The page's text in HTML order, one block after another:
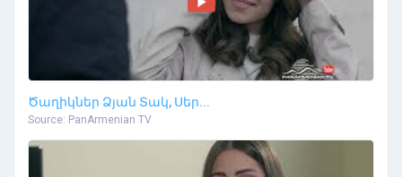
Ծաղիկներ Ձյան Տակ, Սեր...
Source: PanArmenian TV